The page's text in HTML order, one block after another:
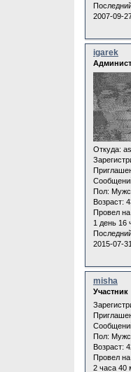
2007-09-
igarek
Откуда:
Пол:
Возраст:
Провел
1 день 16
2015-07-
misha
Участник
Пол:
Возраст:
Провел
2 часа 40